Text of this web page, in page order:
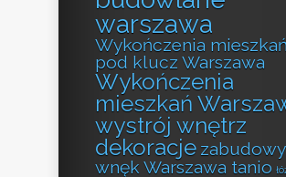
warszawa
Wykończenia mieszkań
pod klucz Warszawa
Wykończenia
mieszkań
wystrój wnętrz
dekoracje zabudowy
wnęk Warszawa tanio